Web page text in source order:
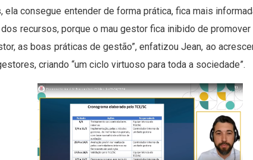
ela consegue entender de forma prática, fica mais
recursos, porque o mau gestor fica inibido de
as boas práticas de gestão”, enfatizou Jean, ao
criando “um ciclo virtuoso para toda a sociedade”.